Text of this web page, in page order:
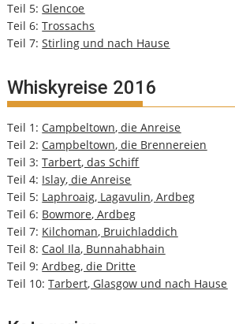
Teil 5: Glencoe
Teil 6:Trossachs
Teil 7:Stirling und nach Hause
Whiskyreise 2016
Teil 1: Campbeltown, die Anreise
Teil 2: Campbeltown, die Brennereien
Teil 3:Tarbert, das Schiff
Teil 4: Islay, die Anreise
Teil 5: Laphroaig, Lagavulin, Ardbeg
Teil 6: Bowmore, Ardbeg
Teil 7: Kilchoman, Bruichladdich
Teil 8: Caol Ila, Bunnahabhain
Teil 9:Ardbeg, die Dritte
Teil 10:Tarbert, Glasgow und nach Hause